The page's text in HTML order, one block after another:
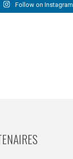
Follow on Instagram